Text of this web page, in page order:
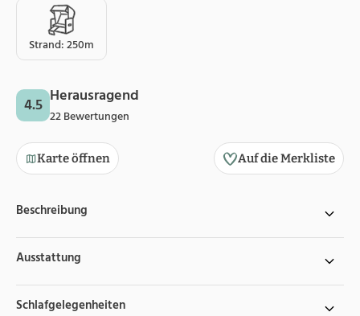
Strand: 250m
4.5 Herausragend
22 Bewertungen
Karte öffnen Auf die Merkliste
Beschreibung
Ausstattung
Schlafgelegenheiten